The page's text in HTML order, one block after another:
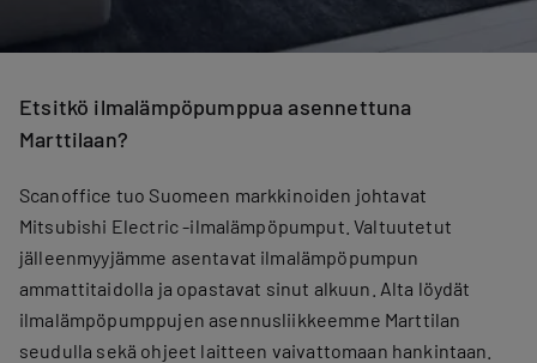
Etsitkö ilmalämpöpumppua asennettuna
Marttilaan?
Scanoffice tuo Suomeen markkinoiden johtavat
Mitsubishi Electric -ilmalämpöpumput. Valtuutetut
jälleenmyyjämme asentavat ilmalämpöpumpun
ammattitaidolla ja opastavat sinut alkuun. Alta löydät
ilmalämpöpumppujen asennusliikkeemme Marttilan
seudulla sekä ohjeet laitteen vaivattomaan hankintaan.